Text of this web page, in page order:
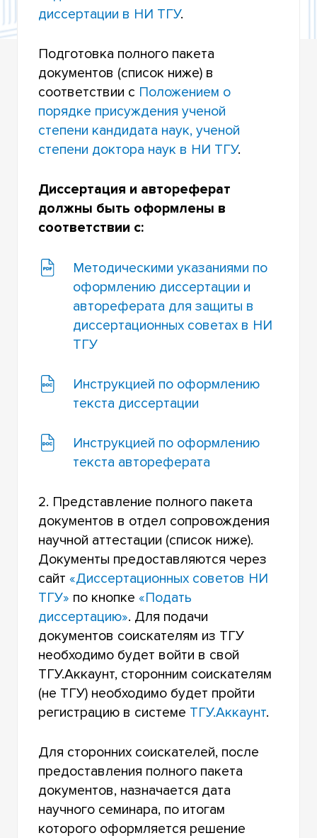
ПОЛУЧЕНИЕ ДИПЛОМОВ О ПРИСУЖДЕНИИ
УЧЕНОЙ СТЕПЕНИ
ДИССЕРТАЦИИ И ОБЪЯВЛЕНИЯ О ЗАЩИТАХ В
АВТОРЕФЕРАТЫ И ДИССЕРТАЦИИ НА САЙТЕ
диссертации в НИ ТГУ.
Подготовка полного пакета
документов (список ниже) в
соответствии с Положением о
порядке присуждения ученой
степени кандидата наук, ученой
степени доктора наук в НИ ТГУ.
Диссертация и автореферат
должны быть оформлены в
соответствии с:
Методическими указаниями по
оформлению диссертации и
автореферата для защиты в
диссертационных советах в НИ
ТГУ
Инструкцией по оформлению
текста диссертации
Инструкцией по оформлению
текста автореферата
2. Представление полного пакета
документов в отдел сопровождения
научной аттестации (список ниже).
Документы предоставляются через
сайт«Диссертационных советов НИ
ТГУ» по кнопке«Подать
диссертацию». Для подачи
документов соискателям из ТГУ
необходимо будет войти в свой
ТГУ.Аккаунт, сторонним соискателям
(не ТГУ) необходимо будет пройти
регистрацию в системе ТГУ.Аккаунт.
Для сторонних соискателей, после
предоставления полного пакета
документов, назначается дата
научного семинара, по итогам
которого оформляется решение